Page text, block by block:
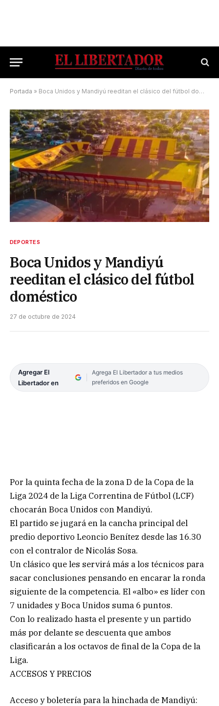
Portada » Boca Unidos y Mandiyú reeditan el clásico del fútbol doméstico
DEPORTES
Boca Unidos y Mandiyú
reeditan el clásico del fútbol
doméstico
27 de octubre de 2024
Agregar El
Libertador en
Agrega El Libertador a tus medios
preferidos en Google
Por la quinta fecha de la zona D de la Copa de la
Liga 2024 de la Liga Correntina de Fútbol (LCF)
chocarán Boca Unidos con Mandiyú.
El partido se jugará en la cancha principal del
predio deportivo Leoncio Benítez desde las 16.30
con el contralor de Nicolás Sosa.
Un clásico que les servirá más a los técnicos para
sacar conclusiones pensando en encarar la ronda
siguiente de la competencia. El «albo» es líder con
7 unidades y Boca Unidos suma 6 puntos.
Con lo realizado hasta el presente y un partido
más por delante se descuenta que ambos
clasificarán a los octavos de final de la Copa de la
Liga.
ACCESOS Y PRECIOS
Acceso y boletería para la hinchada de Mandiyú: